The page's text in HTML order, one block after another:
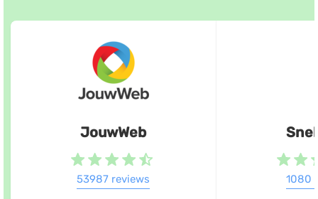
JouwWeb
53987 reviews 1080